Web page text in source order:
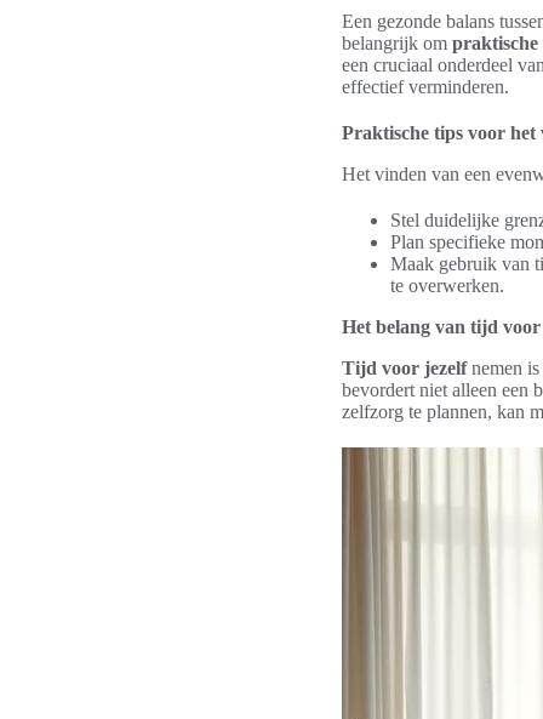
Een gezonde balans
belangrijk om praktische
een cruciaal onderdeel
effectief verminderen.
Praktische tips voor het
Het vinden van een
Stel duidelijke
Plan specifieke
Maak gebruik van
te overwerken.
Het belang van tijd voor
Tijd voor jezelfnemen is
bevordert niet alleen een
zelfzorg te plannen, kan